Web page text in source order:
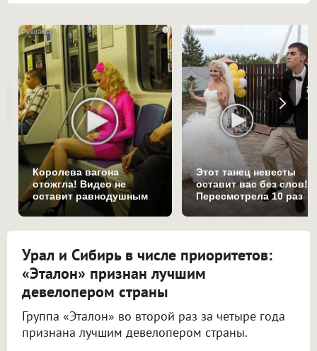
i
Королева вагона
отожгла! Видео не
оставит равнодушным
Этот танец невесты
оставит вас без слов!
Пересмотрела 10 раз
Урал и Сибирь в числе приоритетов:
«Эталон» признан лучшим
девелопером страны
Группа «Эталон» во второй раз за четыре года
признана лучшим девелопером страны.